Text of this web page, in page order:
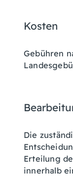
Kosten
Gebühren
Die
Erteilung
innerhalb